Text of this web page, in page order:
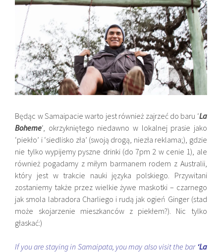
Będąc wSamaipacie warto jest również zajrzeć do baru ‘La
Boheme‘, okrzykniętego niedawno w lokalnej prasie jako
‘piekło’ i ‘siedlisko zła’ (swoją drogą, niezła reklama;), gdzie
nie tylko wypijemy pyszne drinki (do7pm 2 w cenie 1), ale
również pogadamy z miłym barmanem rodem z Australii,
który jest w trakcie nauki języka polskiego. Przywitani
zostaniemy także przez wielkie żywe maskotki – czarnego
jak smola labradora Charliego i rudą jak ogień Ginger (stad
może skojarzenie mieszkanców z piekłem?). Nic tylko
głaskać:)
If you are staying in Samaipata, you may also visit the bar ‘La